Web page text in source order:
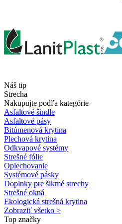
Náš tip
Strecha
Nakupujte podľa kategórie
Asfaltové šindle
Asfaltové pásy
Bitúmenová krytina
Plechová krytina
Odkvapové systémy
Strešné fólie
Oplechovanie
Systémové pásky
Doplnky pre šikmé strechy
Strešné okná
Ekologická strešná krytina
Zobraziť všetko >
Top značky